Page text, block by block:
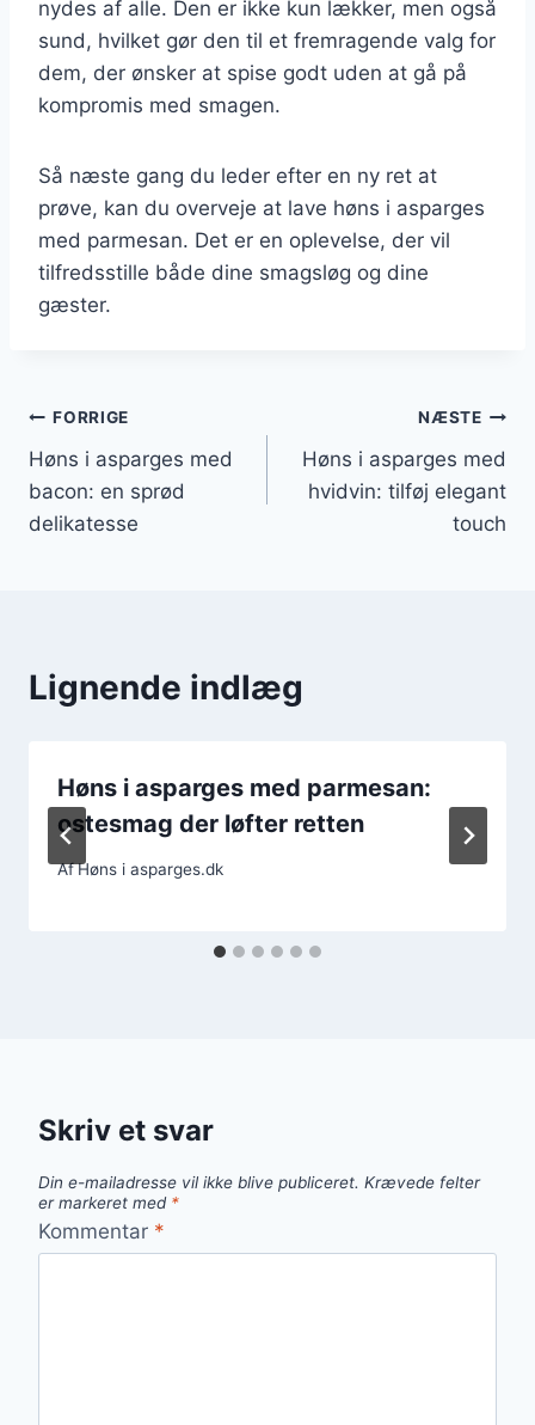
nydes af alle. Den er ikke kun lækker, men også
sund, hvilket gør den til et fremragende valg for
dem, der ønsker at spise godt uden at gå på
kompromis med smagen.
Så næste gang du leder efter en ny ret at
prøve, kan du overveje at lave høns i asparges
med parmesan. Det er en oplevelse, der vil
tilfredsstille både dine smagsløg og dine
gæster.
Indlægsnavigation
FORRIGE
Høns i asparges med
bacon: en sprød
delikatesse
NÆSTE
Høns i asparges med
hvidvin: tilføj elegant
touch
Lignende indlæg
Høns i asparges med parmesan:
ostesmag der løfter retten
AfHøns i asparges.dk
Skriv et svar
Din e-mailadresse vil ikke blive publiceret. Krævede felter
er markeret med *
Kommentar *